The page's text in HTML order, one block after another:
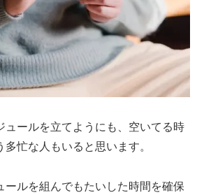
ュールを立てようにも、空いてる時
忙な人もいると思います。
ールを組んでもたいした時間を確保